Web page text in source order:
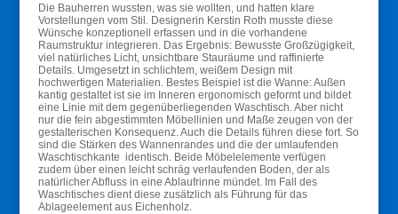
Die Bauherren wussten, was sie wollten, und hatten klare
Vorstellungen vom Stil. Designerin Kerstin Roth musste diese
Wünsche konzeptionell erfassen und in die vorhandene
Raumstruktur integrieren. Das Ergebnis: Bewusste Großzügigkeit,
viel natürliches Licht, unsichtbare Stauräume und raffinierte
Details. Umgesetzt in schlichtem, weißem Design mit
hochwertigen Materialien. Bestes Beispiel ist die Wanne: Außen
kantig gestaltet ist sie im Inneren ergonomisch geformt und bildet
eine Linie mit dem gegenüberliegenden Waschtisch. Aber nicht
nur die fein abgestimmten Möbellinien und Maße zeugen von der
gestalterischen Konsequenz. Auch die Details führen diese fort. So
sind die Stärken des Wannenrandes und die der umlaufenden
Waschtischkante identisch. Beide Möbelelemente verfügen
zudem über einen leicht schräg verlaufenden Boden, der als
natürlicher Abfluss in eine Ablaufrinne mündet. Im Fall des
Waschtisches dient diese zusätzlich als Führung für das
Ablageelement aus Eichenholz.